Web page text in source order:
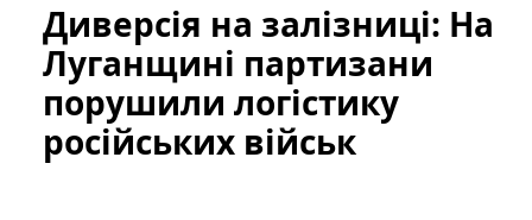
Диверсія на залізниці: На
Луганщині партизани
порушили логістику
російських військ